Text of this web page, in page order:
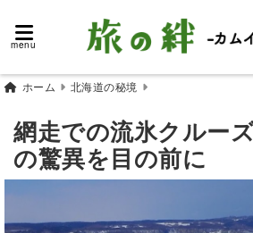
menu
ホーム 北海道の秘境
網走での流氷クルー
の驚異を目の前に